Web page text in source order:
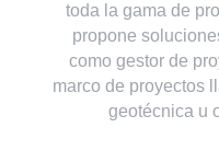
toda la gama de
propone
como gestor de
marco de proyectos
geotécnica u